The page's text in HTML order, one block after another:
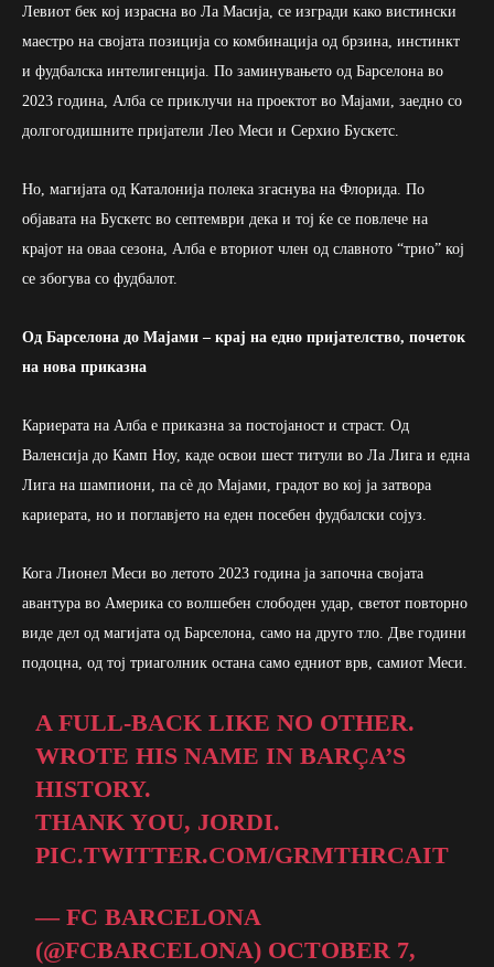
Левиот бек кој израсна во Ла Масија, се изгради како вистински
маестро на својата позиција со комбинација од брзина, инстинкт
и фудбалска интелигенција. По заминувањето од Барселона во
2023 година, Алба се приклучи на проектот во Мајами, заедно со
долгогодишните пријатели Лео Меси и Серхио Бускетс.
Но, магијата од Каталонија полека згаснува на Флоридa. По
објавата на Бускетс во септември дека и тој ќе се повлече на
крајот на оваа сезона, Алба е вториот член од славното “трио” кој
се збогува со фудбалот.
Од Барселона до Мајами – крај на едно пријателство, почеток
на нова приказна
Кариерата на Алба е приказна за постојаност и страст. Од
Валенсија до Камп Ноу, каде освои шест титули во Ла Лига и една
Лига на шампиони, па сè до Мајами, градот во кој ја затвора
кариерата, но и поглавјето на еден посебен фудбалски сојуз.
Кога Лионел Меси во летото 2023 година ја започна својата
авантура во Америка со волшебен слободен удар, светот повторно
виде дел од магијата од Барселона, само на друго тло. Две години
подоцна, од тој триаголник остана само едниот врв, самиот Меси.
A FULL-BACK LIKE NO OTHER.
WROTE HIS NAME IN BARÇA’S
HISTORY.
THANK YOU, JORDI.
PIC.TWITTER.COM/GRMTHRCAIT
— FC BARCELONA
(@FCBARCELONA) OCTOBER 7,